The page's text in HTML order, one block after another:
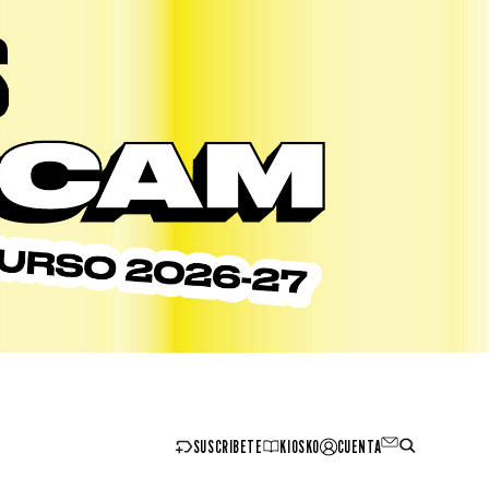
SUSCRIBETE KIOSKO CUENTA